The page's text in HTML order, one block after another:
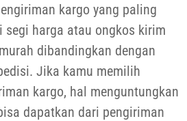
kargo yang paling
segi harga atau ongkos kirim
dibandingkan dengan
Jika kamu memilih
kargo, hal menguntungkan
dapatkan dari pengiriman